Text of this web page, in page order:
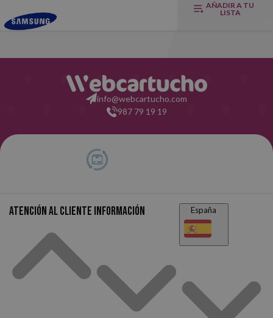
AÑADIR A TU
LISTA
info@webcartucho.com
987 79 19 19
Atención al cliente Información España